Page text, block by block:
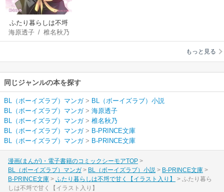
ふたり暮らしは不埒
で甘く【イラスト入
り】
海原透子/ 椎名秋乃
もっと見る
同じジャンルの本を探す
BL（ボーイズラブ）マンガ> BL（ボーイズラブ）小説
BL（ボーイズラブ）マンガ> 海原透子
BL（ボーイズラブ）マンガ> 椎名秋乃
BL（ボーイズラブ）マンガ> B-PRINCE文庫
BL（ボーイズラブ）マンガ> B-PRINCE文庫
漫画(まんが)・電子書籍のコミックシーモアTOP
BL（ボーイズラブ）マンガ
BL（ボーイズラブ）小説
B-PRINCE文庫
B-PRINCE文庫
ふたり暮らしは不埒で甘く【イラスト入り】
ふたり暮ら
しは不埒で甘く【イラスト入り】